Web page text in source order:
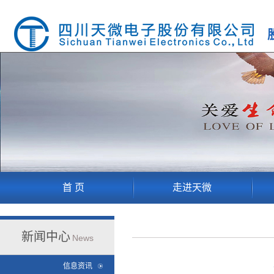
首 页 走进天微
新闻中心 News
信息资讯